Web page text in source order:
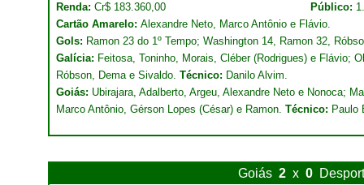
Renda: Cr$ 183.360,00 Público:
Cartão Amarelo: Alexandre Neto, Marco Antônio e Flávio.
Gols: Ramon 23 do 1º Tempo; Washington 14, Ramon 32,
Galícia: Feitosa, Toninho, Morais, Cléber (Rodrigues) e Flávio;
Róbson, Dema e Sivaldo. Técnico: Danilo Alvim.
Goiás: Ubirajara, Adalberto, Argeu, Alexandre Neto e Nonoca;
Marco Antônio, Gérson Lopes (César) e Ramon. Técnico: Paulo
Goiás 2 x 0